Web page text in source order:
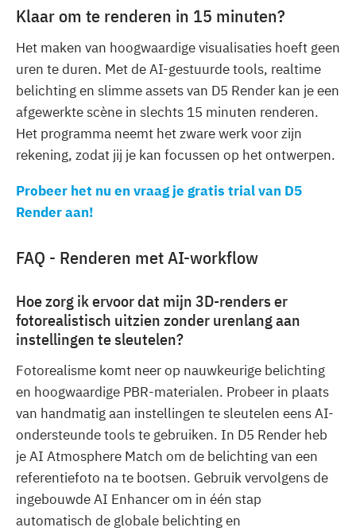
Klaar om te renderen in 15 minuten?
Het maken van hoogwaardige visualisaties hoeft geen
uren te duren. Met de AI-gestuurde tools, realtime
belichting en slimme assets van D5 Render kan je een
afgewerkte scène in slechts 15 minuten renderen.
Het programma neemt het zware werk voor zijn
rekening, zodat jij je kan focussen op het ontwerpen.
Probeer het nu en vraag je gratis trial van D5
Render aan!
FAQ - Renderen met AI-workflow
Hoe zorg ik ervoor dat mijn 3D-renders er
fotorealistisch uitzien zonder urenlang aan
instellingen te sleutelen?
Fotorealisme komt neer op nauwkeurige belichting
en hoogwaardige PBR-materialen. Probeer in plaats
van handmatig aan instellingen te sleutelen eens AI-
ondersteunde tools te gebruiken. In D5 Render heb
je AI Atmosphere Match om de belichting van een
referentiefoto na te bootsen. Gebruik vervolgens de
ingebouwde AI Enhancer om in één stap
automatisch de globale belichting en